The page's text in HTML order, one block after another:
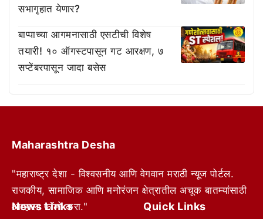
सभागृहात येणार?
बाप्पाच्या आगमनासाठी एसटीची विशेष
तयारी! १० ऑगस्टपासून गट आरक्षण, ७
सप्टेंबरपासून जादा बसेस
Maharashtra Desha
"महाराष्ट्र देशा - विश्वसनीय आणि वेगवान मराठी न्यूज पोर्टल.
राजकीय, सामाजिक आणि मनोरंजन क्षेत्रातील अचूक बातम्यांसाठी
आम्हाला फॉलो करा."
News Links Quick Links